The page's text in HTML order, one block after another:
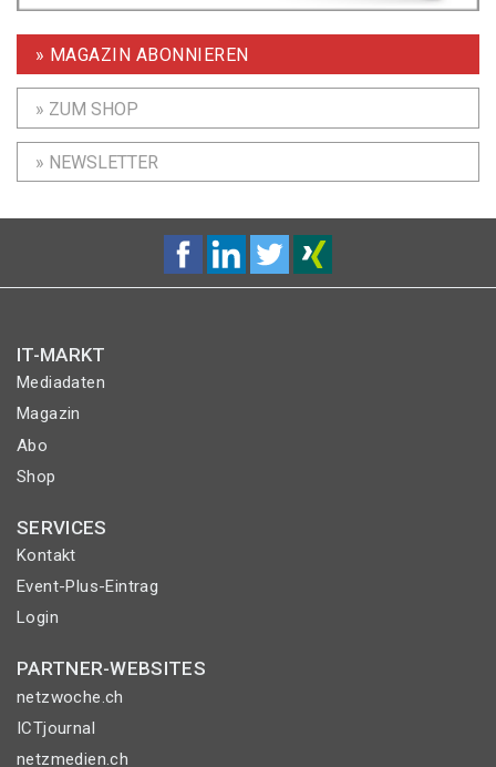
» MAGAZIN ABONNIEREN
» ZUM SHOP
» NEWSLETTER
IT-MARKT
Mediadaten
Magazin
Abo
Shop
SERVICES
Kontakt
Event-Plus-Eintrag
Login
PARTNER-WEBSITES
netzwoche.ch
ICTjournal
netzmedien.ch